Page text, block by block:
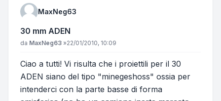
MaxNeg63
30 mm ADEN
Messaggio
da MaxNeg63 »22/01/2010, 10:09
Ciao a tutti! Vi risulta che i proiettili per il 30
ADEN siano del tipo "minegeshoss" ossia per
intenderci con la parte basse di forma